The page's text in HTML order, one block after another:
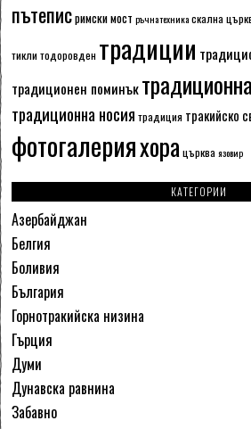
пътеписримски мост ръчна техника скална
тикли тодоровден традиции
традиционен поминък
традиционна носия традиция тракийско
фотогалерияхорацърква язовир
КАТЕГОРИИ
Азербайджан
Белгия
Боливия
България
Горнотракийска низина
Гърция
Думи
Дунавска равнина
Забавно